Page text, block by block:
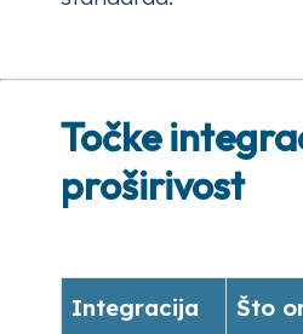
Točke
proširivost
Integracija Što